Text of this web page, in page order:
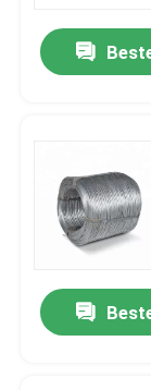
Inconel 625
Inconel 718
Incoloy 800 H
Incoloy 800HT